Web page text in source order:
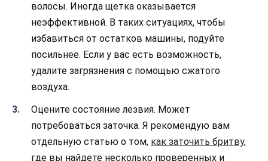
волосы. Иногда щетка оказывается
неэффективной. В таких ситуациях, чтобы
избавиться от остатков машины, подуйте
посильнее. Если у вас есть возможность,
удалите загрязнения с помощью сжатого
воздуха.
Оцените состояние лезвия. Может
потребоваться заточка. Я рекомендую вам
отдельную статью о том, как заточить бритву,
где вы найдете несколько проверенных и